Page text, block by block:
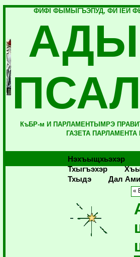
ФИФI ФЫМЫГЪЭПУД, ФИ IЕЙ
КъБР-м И ПАРЛАМЕНТЫМРЭ
ГАЗЕТА
Нэхъыщхьэхэр
Тхыгъэхэр
Тхыдэ
Дал
«